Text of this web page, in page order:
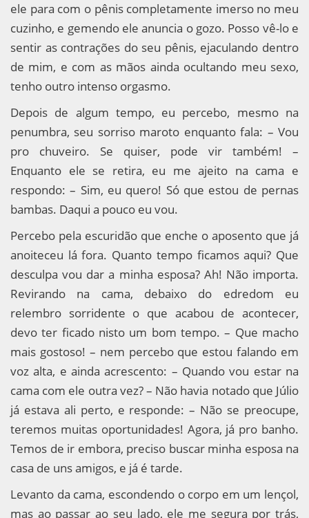
ele para com o pênis completamente imerso no meu
cuzinho, e gemendo ele anuncia o gozo. Posso vê-lo e
sentir as contrações do seu pênis, ejaculando dentro
de mim, e com as mãos ainda ocultando meu sexo,
tenho outro intenso orgasmo.
Depois de algum tempo, eu percebo, mesmo na
penumbra, seu sorriso maroto enquanto fala: – Vou
pro chuveiro. Se quiser, pode vir também! –
Enquanto ele se retira, eu me ajeito na cama e
respondo: – Sim, eu quero! Só que estou de pernas
bambas. Daqui a pouco eu vou.
Percebo pela escuridão que enche o aposento que já
anoiteceu lá fora. Quanto tempo ficamos aqui? Que
desculpa vou dar a minha esposa? Ah! Não importa.
Revirando na cama, debaixo do edredom eu
relembro sorridente o que acabou de acontecer,
devo ter ficado nisto um bom tempo. – Que macho
mais gostoso! – nem percebo que estou falando em
voz alta, e ainda acrescento: – Quando vou estar na
cama com ele outra vez? – Não havia notado que Júlio
já estava ali perto, e responde: – Não se preocupe,
teremos muitas oportunidades! Agora, já pro banho.
Temos de ir embora, preciso buscar minha esposa na
casa de uns amigos, e já é tarde.
Levanto da cama, escondendo o corpo em um lençol,
mas ao passar ao seu lado, ele me segura por trás,